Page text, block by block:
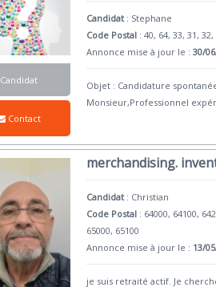
Candidat
Contact
Candidat : Stephane
Code Postal : 40, 64, 33, 31,
Annonce mise à jour le :30/
Objet : Candidature
Monsieur,Professionnel
merchandising.
Candidat : Christian
Code Postal : 64000, 64100,
65000, 65100
Annonce mise à jour le : 13/
je suis retraité actif. Je